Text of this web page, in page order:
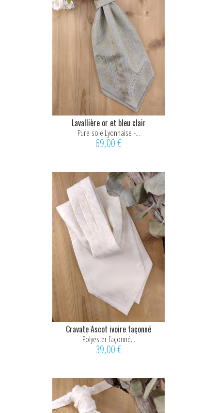
Lavallière or et bleu clair
Pure soie Lyonnaise -...
69,00 €
Cravate Ascot ivoire façonné
Polyester façonné...
39,00 €